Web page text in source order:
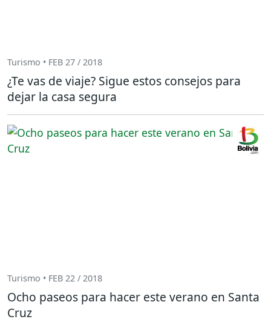
Turismo • FEB 27 / 2018
¿Te vas de viaje? Sigue estos consejos para
dejar la casa segura
Turismo • FEB 22 / 2018
Ocho paseos para hacer este verano en Santa
Cruz